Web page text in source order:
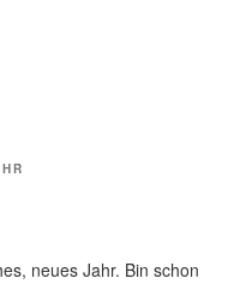
neues Jahr. Bin schon